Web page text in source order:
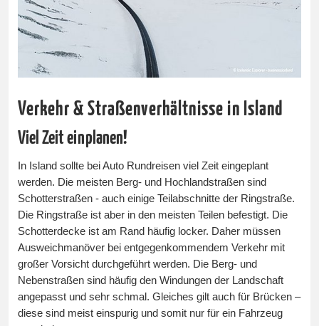
Verkehr & Straßenverhältnisse in Island
Viel Zeit einplanen!
In Island sollte bei Auto Rundreisen viel Zeit eingeplant
werden. Die meisten Berg- und Hochlandstraßen sind
Schotterstraßen - auch einige Teilabschnitte der Ringstraße.
Die Ringstraße ist aber in den meisten Teilen befestigt. Die
Schotterdecke ist am Rand häufig locker. Daher müssen
Ausweichmanöver bei entgegenkommendem Verkehr mit
großer Vorsicht durchgeführt werden. Die Berg- und
Nebenstraßen sind häufig den Windungen der Landschaft
angepasst und sehr schmal. Gleiches gilt auch für Brücken –
diese sind meist einspurig und somit nur für ein Fahrzeug